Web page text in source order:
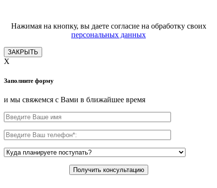
Нажимая на кнопку, вы даете согласие на обработку своих
персональных данных
ЗАКРЫТЬ
X
Заполните форму
и мы свяжемся с Вами в ближайшее время